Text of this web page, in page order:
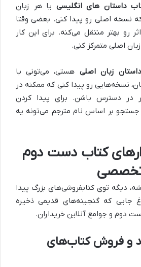
داستان های انگلیسی یا هر زبان
نسخه اصلی رو پیدا کنی. بعضی وقتا
رو بهتر منتقل می‌کنه. برای این کار
اصلی متمرکز کنی.
زبان اصلی هستی، می‌تونی با
نسخه‌هایی رو پیدا کنی که ممکنه در
در دسترس باشن. برای پیدا کردن
بر اساس نام مترجم می‌تونه یه
کتاب دست دوم
دیگه توی کتابفروشی‌های بزرگ پیدا
جایی که گنجینه‌های قدیمی ذخیره
دوم و جوامع آنلاین خریداران.
و فروش کتاب‌های